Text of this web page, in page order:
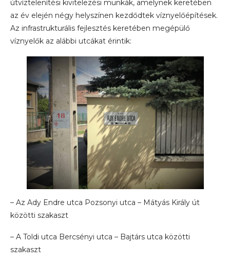
útvíztelenítési kivitelezési munkák, amelynek keretében
az év elején négy helyszínen kezdődtek víznyelőépítések.
Az infrastrukturális fejlesztés keretében megépülő
víznyelők az alábbi utcákat érintik:
– Az Ady Endre utca Pozsonyi utca – Mátyás Király út
közötti szakaszt
– A Toldi utca Bercsényi utca – Bajtárs utca közötti
szakaszt